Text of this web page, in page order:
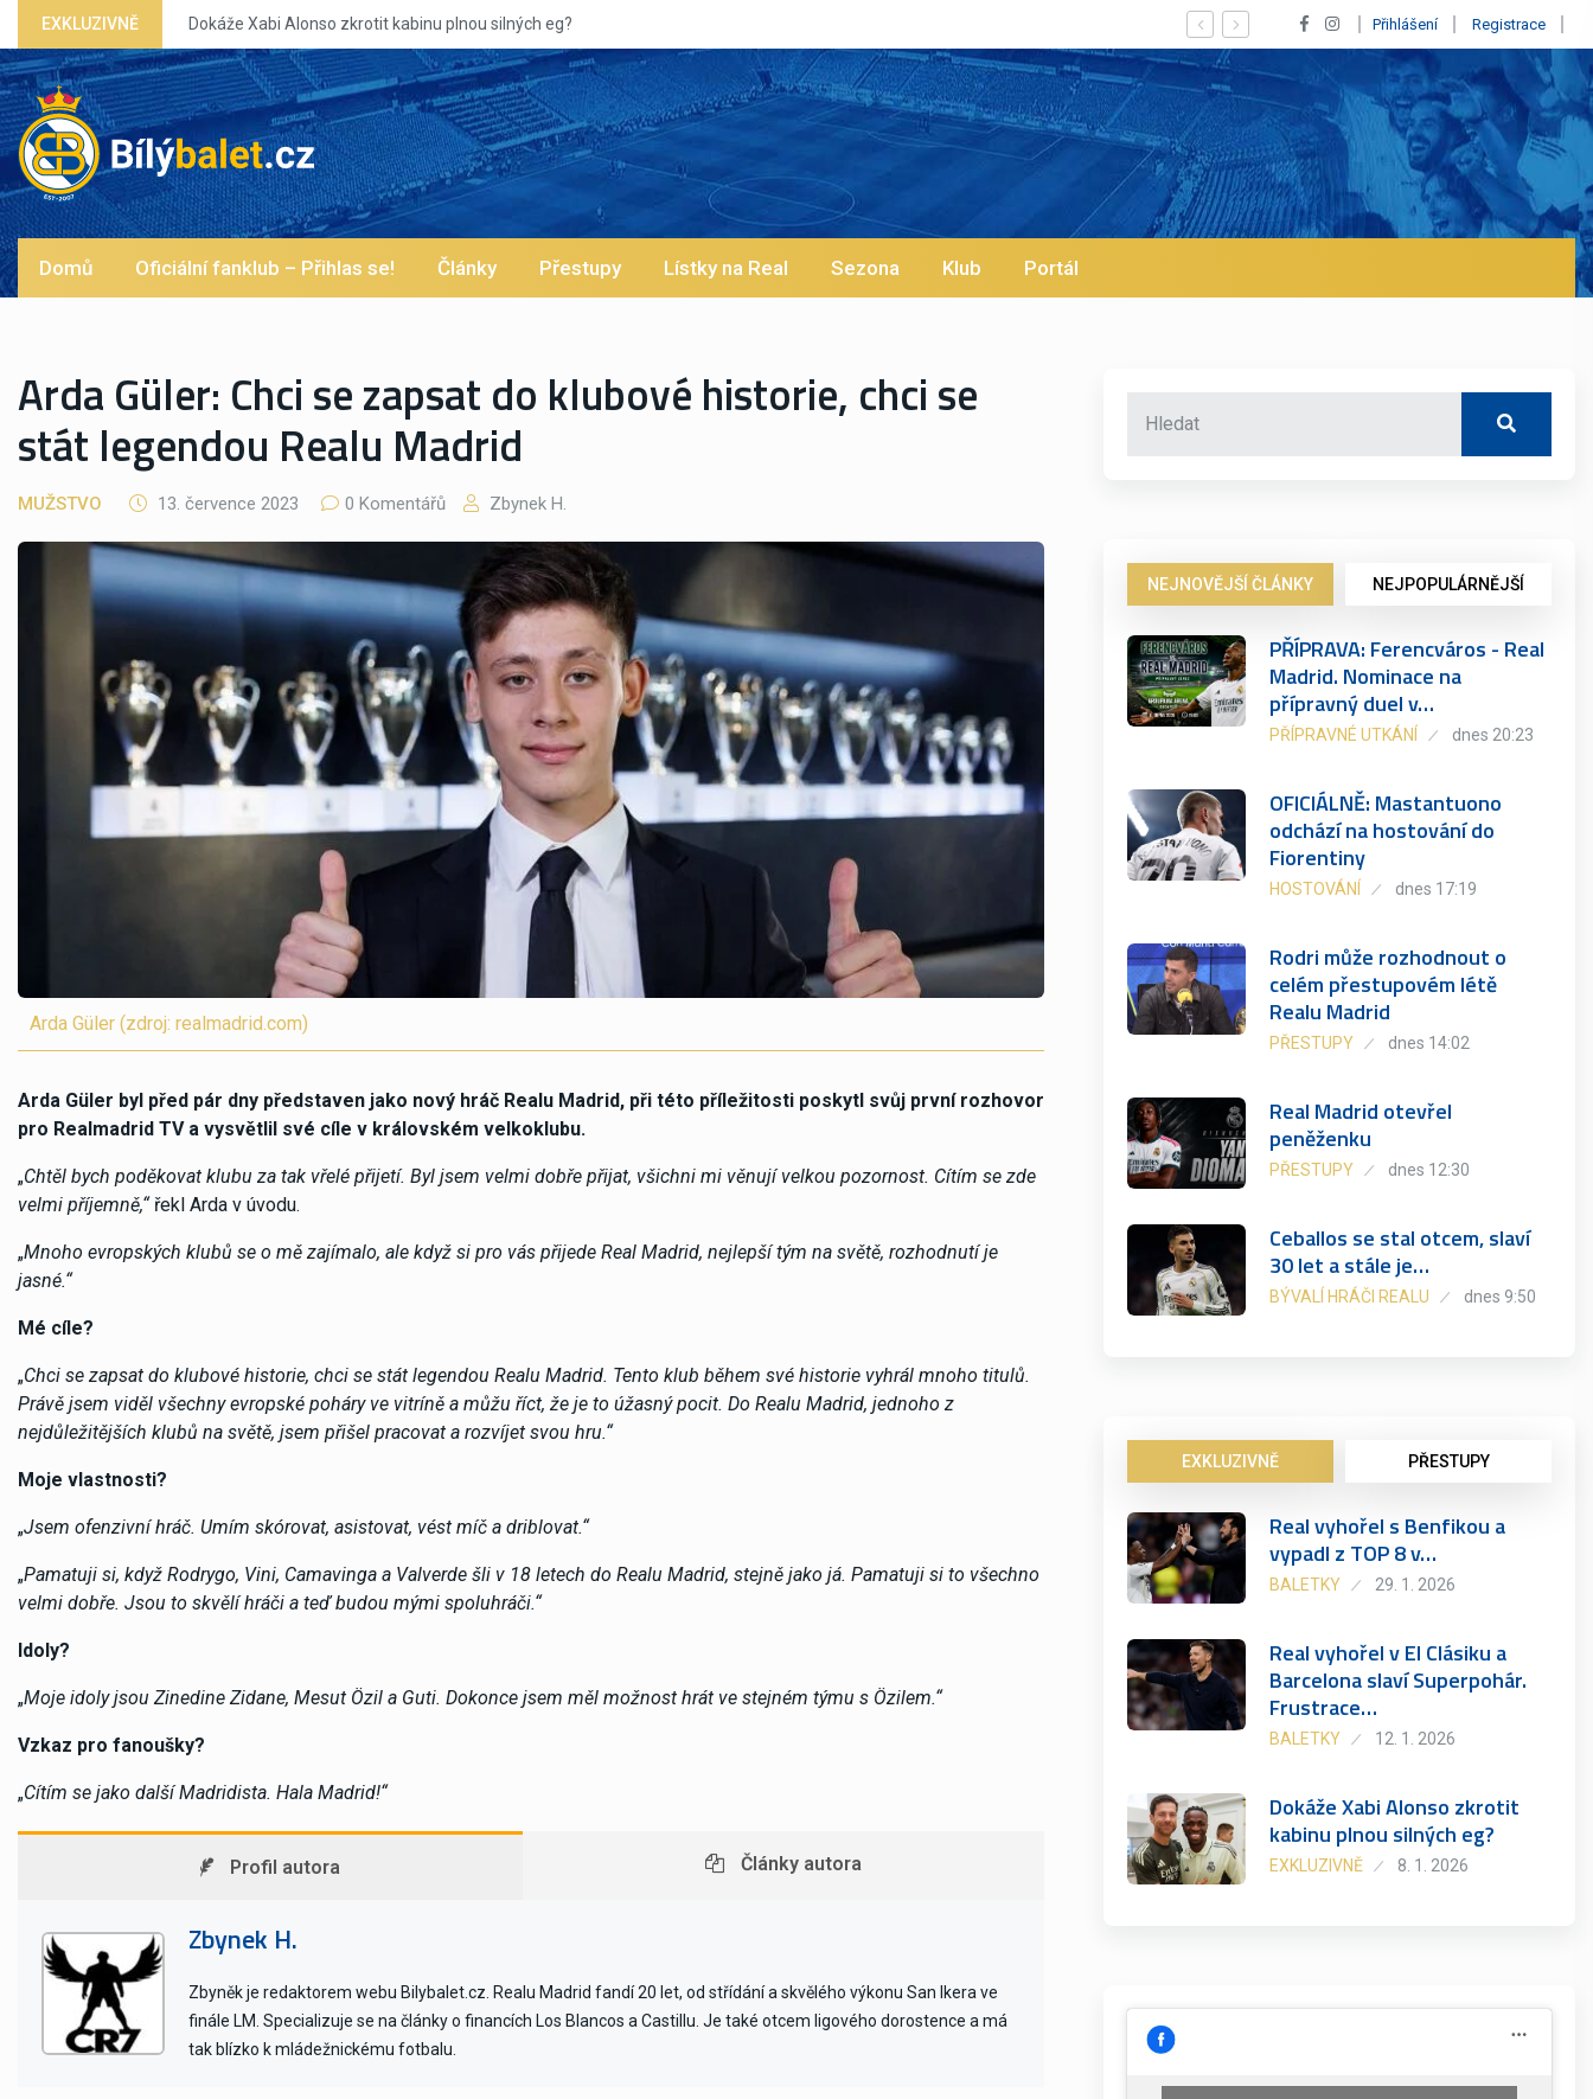
EXKLUZIVNĚ
Dokáže Xabi Alonso zkrotit kabinu plnou silných eg? Vypískaný Vinícius! Blíží se jeho odchod z Realu a pustí se klub
Přihlášení Registrace
Domů Oficiální fanklub – Přihlas se! Články Přestupy Lístky na Real Sezona Klub Portál
Arda Güler: Chci se zapsat do klubové historie, chci se
stát legendou Realu Madrid
MUŽSTVO 13. července 2023 0 Komentářů Zbynek H.
Arda Güler (zdroj: realmadrid.com)
Arda Güler byl před pár dny představen jako nový hráč Realu Madrid, při této příležitosti poskytl svůj první rozhovor
pro Realmadrid TV a vysvětlil své cíle v královském velkoklubu.
„Chtěl bych poděkovat klubu za tak vřelé přijetí. Byl jsem velmi dobře přijat, všichni mi věnují velkou pozornost. Cítím se zde
velmi příjemně,“řekl Arda v úvodu.
„Mnoho evropských klubů se o mě zajímalo, ale když si pro vás přijede Real Madrid, nejlepší tým na světě, rozhodnutí je
jasné.“
Mé cíle?
„Chci se zapsat do klubové historie, chci se stát legendou Realu Madrid. Tento klub během své historie vyhrál mnoho titulů.
Právě jsem viděl všechny evropské poháry ve vitríně a můžu říct, že je to úžasný pocit. Do Realu Madrid, jednoho z
nejdůležitějších klubů na světě, jsem přišel pracovat a rozvíjet svou hru.“
Moje vlastnosti?
„Jsem ofenzivní hráč. Umím skórovat, asistovat, vést míč a driblovat.“
„Pamatuji si, když Rodrygo, Vini, Camavinga a Valverde šli v 18 letech do Realu Madrid, stejně jako já. Pamatuji si to všechno
velmi dobře. Jsou to skvělí hráči a teď budou mými spoluhráči.“
Idoly?
„Moje idoly jsou Zinedine Zidane, Mesut Özil a Guti. Dokonce jsem měl možnost hrát ve stejném týmu s Özilem.“
Vzkaz pro fanoušky?
„Cítím se jako další Madridista. Hala Madrid!“
Profil autora Články autora
Zbynek H.
Zbyněk je redaktorem webu Bilybalet.cz. Realu Madrid fandí 20 let, od střídání a skvělého výkonu San Ikera ve
finále LM. Specializuje se na články o financích Los Blancos a Castillu. Je také otcem ligového dorostence a má
tak blízko k mládežnickému fotbalu.
NEJNOVĚJŠÍ ČLÁNKY NEJPOPULÁRNĚJŠÍ
PŘÍPRAVA: Ferencváros - Real
Madrid. Nominace na
přípravný duel v…
PŘÍPRAVNÉ UTKÁNÍ dnes 20:23
OFICIÁLNĚ: Mastantuono
odchází na hostování do
Fiorentiny
HOSTOVÁNÍ dnes 17:19
Rodri může rozhodnout o
celém přestupovém létě
Realu Madrid
PŘESTUPY dnes 14:02
Real Madrid otevřel
peněženku
PŘESTUPY dnes 12:30
Ceballos se stal otcem, slaví
30 let a stále je…
BÝVALÍ HRÁČI REALU dnes 9:50
EXKLUZIVNĚ PŘESTUPY
Real vyhořel s Benfikou a
vypadl z TOP 8 v…
BALETKY 29. 1. 2026
Real vyhořel v El Clásiku a
Barcelona slaví Superpohár.
Frustrace…
BALETKY 12. 1. 2026
Dokáže Xabi Alonso zkrotit
kabinu plnou silných eg?
EXKLUZIVNĚ 8. 1. 2026